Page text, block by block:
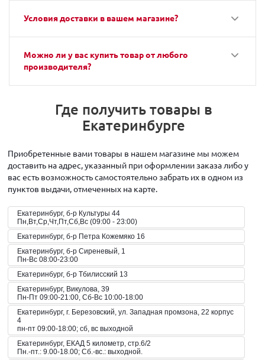
Условия доставки в вашем магазине?
Можно ли у вас купить товар от любого
производителя?
Где получить товары в
Екатеринбурге
Приобретенные вами товары в нашем магазине мы можем
доставить на адрес, указанный при оформлении заказа либо у
вас есть возможность самостоятельно забрать их в одном из
пунктов выдачи, отмеченных на карте.
Екатеринбург, б-р Культуры 44
Пн,Вт,Ср,Чт,Пт,Сб,Вс (09:00 - 23:00)
Екатеринбург, б-р Петра Кожемяко 16
Екатеринбург, б-р Сиреневый, 1
Пн-Вс 08:00-23:00
Екатеринбург, б-р Тбилисский 13
Екатеринбург, Викулова, 39
Пн-Пт 09:00-21:00, Сб-Вс 10:00-18:00
Екатеринбург, г. Березовский, ул. Западная промзона, 22 корпус
4
пн-пт 09:00-18:00; сб, вс выходной
Екатеринбург, ЕКАД 5 километр, стр.6/2
Пн.-пт.: 9.00-18.00; Сб.-вс.: выходной.